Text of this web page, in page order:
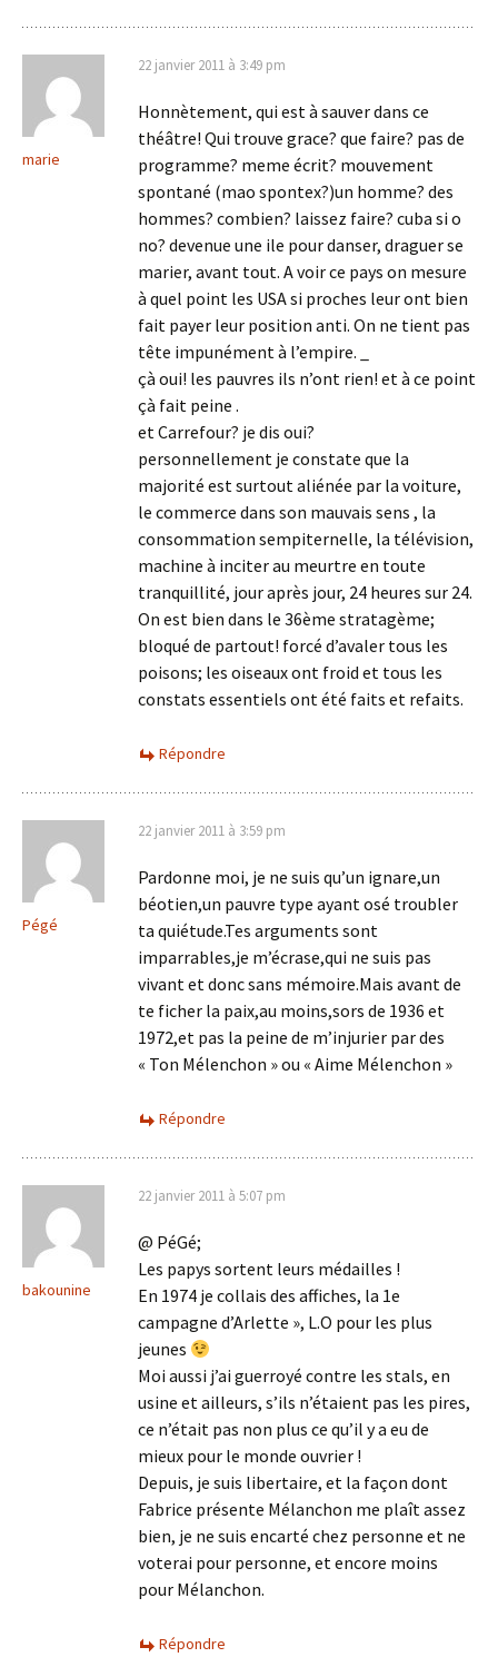
marie
22 janvier 2011 à 3:49 pm
Honnètement, qui est à sauver dans ce
théâtre! Qui trouve grace? que faire? pas de
programme? meme écrit? mouvement
spontané (mao spontex?)un homme? des
hommes? combien? laissez faire? cuba si o
no? devenue une ile pour danser, draguer se
marier, avant tout. A voir ce pays on mesure
à quel point les USA si proches leur ont bien
fait payer leur position anti. On ne tient pas
tête impunément à l’empire. _
çà oui! les pauvres ils n’ont rien! et à ce point
çà fait peine .
et Carrefour? je dis oui?
personnellement je constate que la
majorité est surtout aliénée par la voiture,
le commerce dans son mauvais sens , la
consommation sempiternelle, la télévision,
machine à inciter au meurtre en toute
tranquillité, jour après jour, 24 heures sur 24.
On est bien dans le 36ème stratagème;
bloqué de partout! forcé d’avaler tous les
poisons; les oiseaux ont froid et tous les
constats essentiels ont été faits et refaits.
Répondre
Pégé
22 janvier 2011 à 3:59 pm
Pardonne moi, je ne suis qu’un ignare,un
béotien,un pauvre type ayant osé troubler
ta quiétude.Tes arguments sont
imparrables,je m’écrase,qui ne suis pas
vivant et donc sans mémoire.Mais avant de
te ficher la paix,au moins,sors de 1936 et
1972,et pas la peine de m’injurier par des
« Ton Mélenchon » ou « Aime Mélenchon »
Répondre
bakounine
22 janvier 2011 à 5:07 pm
@ PéGé;
Les papys sortent leurs médailles !
En 1974 je collais des affiches, la 1e
campagne d’Arlette », L.O pour les plus
jeunes
Moi aussi j’ai guerroyé contre les stals, en
usine et ailleurs, s’ils n’étaient pas les pires,
ce n’était pas non plus ce qu’il y a eu de
mieux pour le monde ouvrier !
Depuis, je suis libertaire, et la façon dont
Fabrice présente Mélanchon me plaît assez
bien, je ne suis encarté chez personne et ne
voterai pour personne, et encore moins
pour Mélanchon.
Répondre